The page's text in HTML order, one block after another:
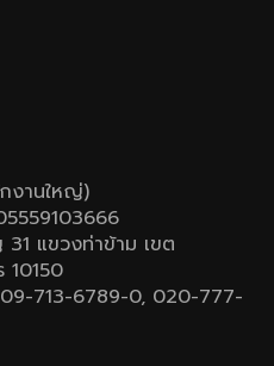
งานใหญ่)
แขวงท่าข้าม เขต
10150
713-6789-0, 020-777-